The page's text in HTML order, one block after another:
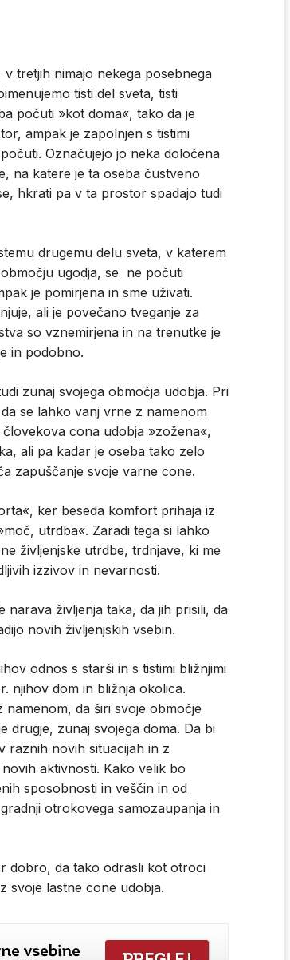
tretjih nimajo nekega posebnega
tisti del sveta, tisti
počuti »kot doma«, tako da je
ampak je zapolnjen s tistimi
Označujejo jo neka določena
na katere je ta oseba čustveno
hkrati pa v ta prostor spadajo tudi
drugemu delu sveta, v katerem
ugodja, se ne počuti
je pomirjena in sme uživati.
ali je povečano tveganje za
so vznemirjena in na trenutke je
in podobno.
zunaj svojega območja udobja. Pri
se lahko vanj vrne z namenom
cona udobja »zožena«,
ali pa kadar je oseba tako zelo
zapuščanje svoje varne cone.
ker beseda komfort prihaja iz
utrdba«. Zaradi tega si lahko
življenjske utrdbe, trdnjave, ki me
izzivov in nevarnosti.
narava življenja taka, da jih prisili, da
novih življenjskih vsebin.
odnos s starši in s tistimi bližnjimi
njihov dom in bližnja okolica.
da širi svoje območje
drugje, zunaj svojega doma. Da bi
raznih novih situacijah in z
aktivnosti. Kako velik bo
sposobnosti in veščin in od
otrokovega samozaupanja in
dobro, da tako odrasli kot otroci
svoje lastne cone udobja.